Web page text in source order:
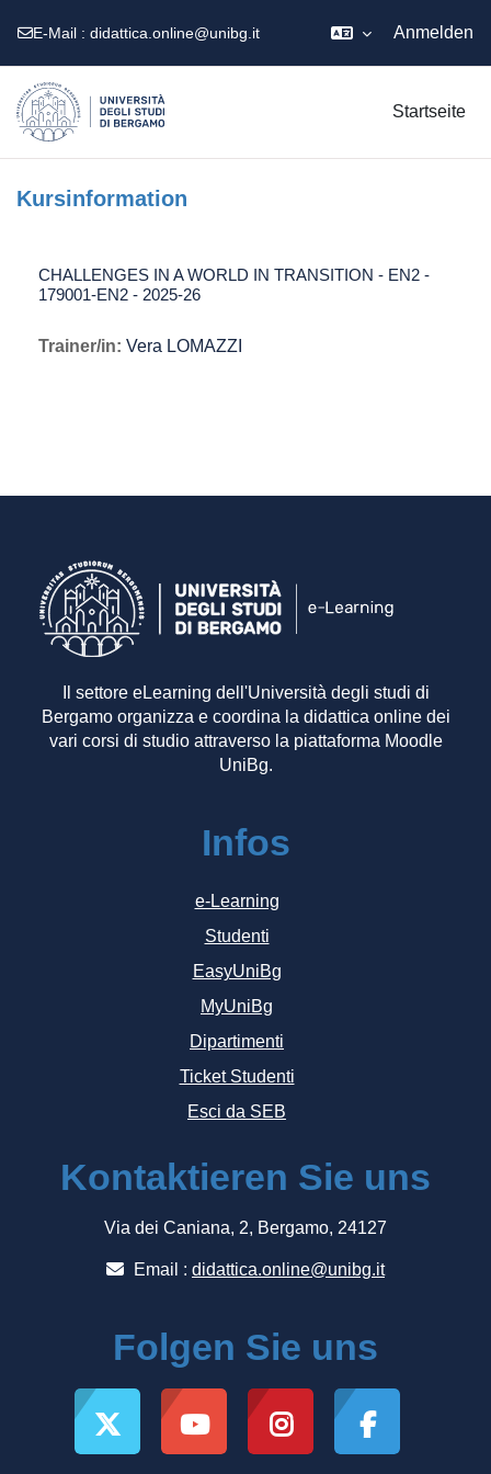
E-Mail : didattica.online@unibg.it Anmelden
Startseite
Kursinformation
CHALLENGES IN A WORLD IN TRANSITION - EN2 -
179001-EN2 - 2025-26
Trainer/in: Vera LOMAZZI
Il settore eLearning dell'Università degli studi di
Bergamo organizza e coordina la didattica online dei
vari corsi di studio attraverso la piattaforma Moodle
UniBg.
Infos
e-Learning
Studenti
EasyUniBg
MyUniBg
Dipartimenti
Ticket Studenti
Esci da SEB
Kontaktieren Sie uns
Via dei Caniana, 2, Bergamo, 24127
Email : didattica.online@unibg.it
Folgen Sie uns